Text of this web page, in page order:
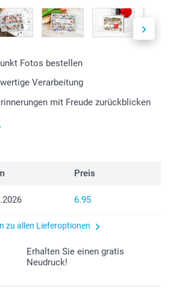
Fotos bestellen
Verarbeitung
mit Freude zurückblicken
Preis
6.95
zu allen Lieferoptionen
Erhalten Sie einen gratis
Neudruck!